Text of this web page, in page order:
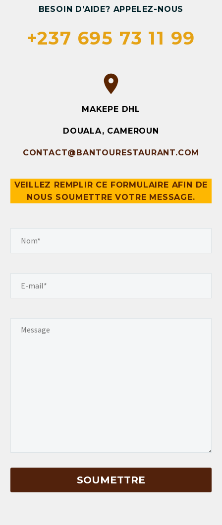
BESOIN D'AIDE? APPELEZ-NOUS
+237 695 73 11 99
MAKEPE DHL
DOUALA, CAMEROUN
CONTACT@BANTOURESTAURANT.COM
VEILLEZ REMPLIR CE FORMULAIRE AFIN DE
NOUS SOUMETTRE VOTRE MESSAGE.